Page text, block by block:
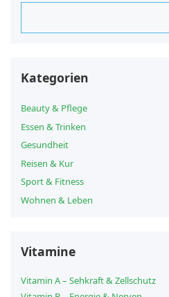
Kategorien
Beauty & Pflege
Essen & Trinken
Gesundheit
Reisen & Kur
Sport & Fitness
Wohnen & Leben
Vitamine
Vitamin A – Sehkraft & Zellschutz